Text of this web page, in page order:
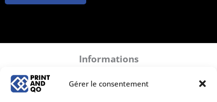
Gérer le consentement
Informations
Politique de confidentialité